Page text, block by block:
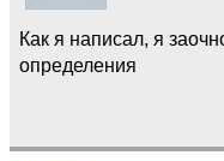
Как я написал, я
определения